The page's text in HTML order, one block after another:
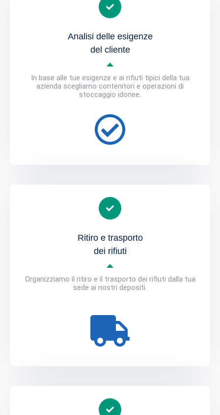
Analisi delle esigenze
del cliente
In base alle tue esigenze e ai rifiuti tipici della tua
azienda scegliamo contenitori e operazioni di
stoccaggio idonee.
Ritiro e trasporto
dei rifiuti
Organizziamo il ritiro e il trasporto dei rifiuti dalla tua
sede ai nostri depositi.